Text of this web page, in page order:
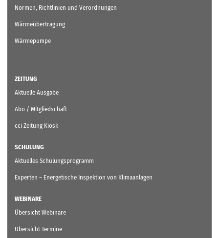
Normen, Richtlinien und Verordnungen
Wärmeübertragung
Wärmepumpe
ZEITUNG
Aktuelle Ausgabe
Abo / Mitgliedschaft
cci Zeitung Kiosk
SCHULUNG
Aktuelles Schulungsprogramm
Experten – Energetische Inspektion von Klimaanlagen
WEBINARE
Übersicht Webinare
Übersicht Termine